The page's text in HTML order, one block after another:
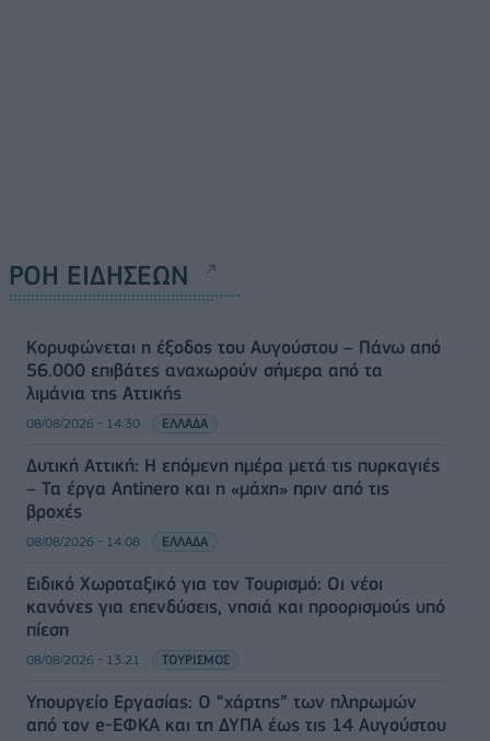
ΡΟΗ ΕΙΔΗΣΕΩΝ
Κορυφώνεται η έξοδος του Αυγούστου – Πάνω από
56.000 επιβάτες αναχωρούν σήμερα από τα
λιμάνια της Αττικής
08/08/2026 - 14:30 ΕΛΛΑΔΑ
Δυτική Αττική: Η επόμενη ημέρα μετά τις πυρκαγιές
– Τα έργα Antinero και η «μάχη» πριν από τις
βροχές
08/08/2026 - 14:08 ΕΛΛΑΔΑ
Ειδικό Χωροταξικό για τον Τουρισμό: Οι νέοι
κανόνες για επενδύσεις, νησιά και προορισμούς υπό
πίεση
08/08/2026 - 13:21 ΤΟΥΡΙΣΜΟΣ
Υπουργείο Εργασίας: Ο “χάρτης” των πληρωμών
από τον e-ΕΦΚΑ και τη ΔΥΠΑ έως τις 14 Αυγούστου